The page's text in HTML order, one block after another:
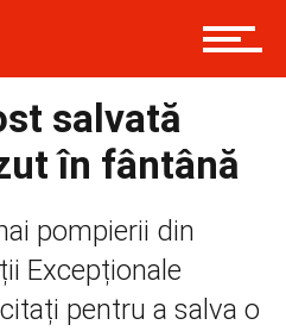
salvată
în fântână
pompierii din
Excepționale
pentru a salva o